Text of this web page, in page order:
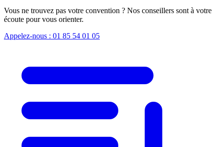
Vous ne trouvez pas votre convention ? Nos conseillers sont à votre
écoute pour vous orienter.
Appelez-nous : 01 85 54 01 05